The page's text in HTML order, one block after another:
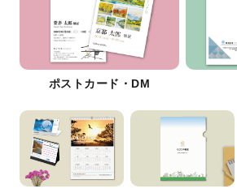
ポストカード・DM